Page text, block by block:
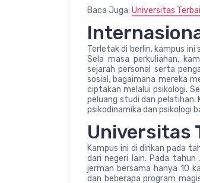
Baca Juga: Universitas
Terletak di berlin, kampus
Sela masa perkuliahan,
sejarah personal serta
sosial, bagaimana mereka
ciptakan melalui psikologi.
peluang studi dan pelatihan.
psikodinamika dan psikologi
Universitas
Kampus ini di dirikan pada
dari negeri lain. Pada tahun
jerman bersama hanya 10
dan beberapa program